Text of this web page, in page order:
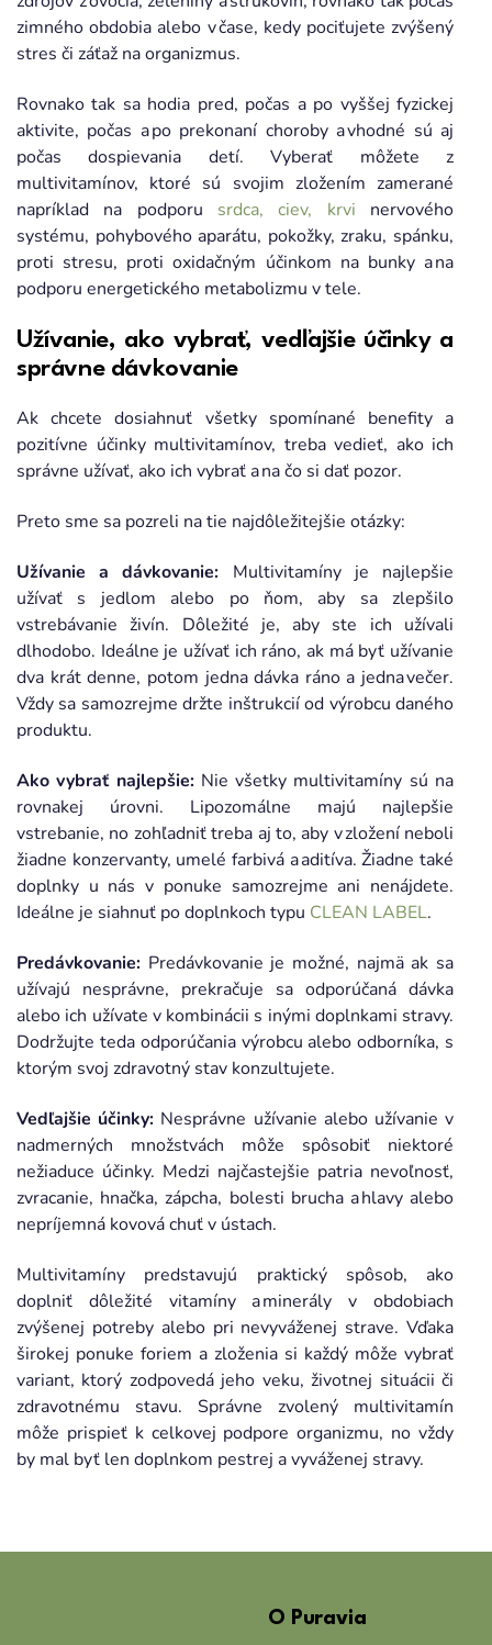
zimného obdobia alebo v čase, kedy pociťujete zvýšený
stres či záťaž na organizmus.
Rovnako tak sa hodia pred, počas a po vyššej fyzickej
aktivite, počas a po prekonaní choroby a vhodné sú aj
počas dospievania detí. Vyberať môžete z
multivitamínov, ktoré sú svojim zložením zamerané
napríklad na podporu srdca, ciev, krvi nervového
systému, pohybového aparátu, pokožky, zraku, spánku,
proti stresu, proti oxidačným účinkom na bunky a na
podporu energetického metabolizmu v tele.
Užívanie, ako vybrať, vedľajšie účinky a
správne dávkovanie
Ak chcete dosiahnuť všetky spomínané benefity a
pozitívne účinky multivitamínov, treba vedieť, ako ich
správne užívať, ako ich vybrať a na čo si dať pozor.
Preto sme sa pozreli na tie najdôležitejšie otázky:
Užívanie a dávkovanie: Multivitamíny je najlepšie
užívať s jedlom alebo po ňom, aby sa zlepšilo
vstrebávanie živín. Dôležité je, aby ste ich užívali
dlhodobo. Ideálne je užívať ich ráno, ak má byť užívanie
dva krát denne, potom jedna dávka ráno a jedna večer.
Vždy sa samozrejme držte inštrukcií od výrobcu daného
produktu.
Ako vybrať najlepšie:Nie všetky multivitamíny sú na
rovnakej úrovni. Lipozomálne majú najlepšie
vstrebanie, no zohľadniť treba aj to, aby v zložení neboli
žiadne konzervanty, umelé farbivá a aditíva. Žiadne také
doplnky u nás v ponuke samozrejme ani nenájdete.
Ideálne je siahnuť po doplnkoch typu CLEAN LABEL.
Predávkovanie: Predávkovanie je možné, najmä ak sa
užívajú nesprávne, prekračuje sa odporúčaná dávka
alebo ich užívate v kombinácii s inými doplnkami stravy.
Dodržujte teda odporúčania výrobcu alebo odborníka, s
ktorým svoj zdravotný stav konzultujete.
Vedľajšie účinky: Nesprávne užívanie alebo užívanie v
nadmerných množstvách môže spôsobiť niektoré
nežiaduce účinky. Medzi najčastejšie patria nevoľnosť,
zvracanie, hnačka, zápcha, bolesti brucha a hlavy alebo
nepríjemná kovová chuť v ústach.
Multivitamíny predstavujú praktický spôsob, ako
doplniť dôležité vitamíny a minerály v obdobiach
zvýšenej potreby alebo pri nevyváženej strave. Vďaka
širokej ponuke foriem a zloženia si každý môže vybrať
variant, ktorý zodpovedá jeho veku, životnej situácii či
zdravotnému stavu. Správne zvolený multivitamín
môže prispieť k celkovej podpore organizmu, no vždy
by mal byť len doplnkom pestrej a vyváženej stravy.
O Puravia